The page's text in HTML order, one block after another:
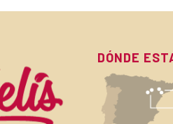
DÓNDE